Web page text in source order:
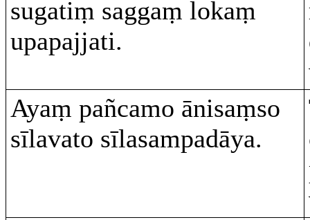
sugatiṃ saggaṃ lokaṃ
upapajjati.
Ayaṃ pañcamo ānisaṃso
sīlavato sīlasampadāya.